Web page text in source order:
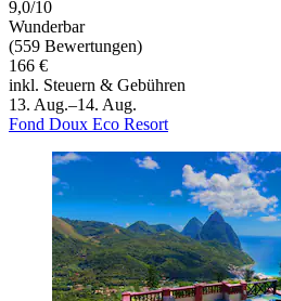
9,0/10
Wunderbar
(559 Bewertungen)
166 €
inkl. Steuern & Gebühren
13. Aug.–14. Aug.
Fond Doux Eco Resort